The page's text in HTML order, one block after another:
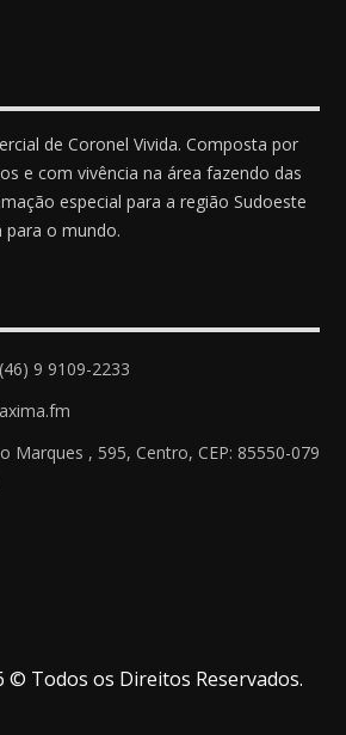
de Coronel Vivida. Composta por
e com vivência na área fazendo das
especial para a região Sudoeste
para o mundo.
9 9109-2233
Marques , 595, Centro, CEP: 85550-079
© Todos os Direitos Reservados.